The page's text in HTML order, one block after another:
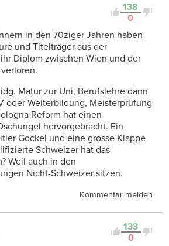
138
0
in den 70ziger Jahren haben
und Titelträger aus der
Diplom zwischen Wien und der
Matur zur Uni, Berufslehre dann
oder Weiterbildung, Meisterprüfung
Reform hat einen
hervorgebracht. Ein
Gockel und eine grosse Klappe
Schweizer hat das
Weil auch in den
Nicht-Schweizer sitzen.
Kommentar melden
133
0